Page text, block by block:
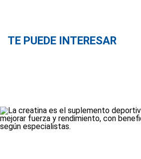
TE PUEDE INTERESAR